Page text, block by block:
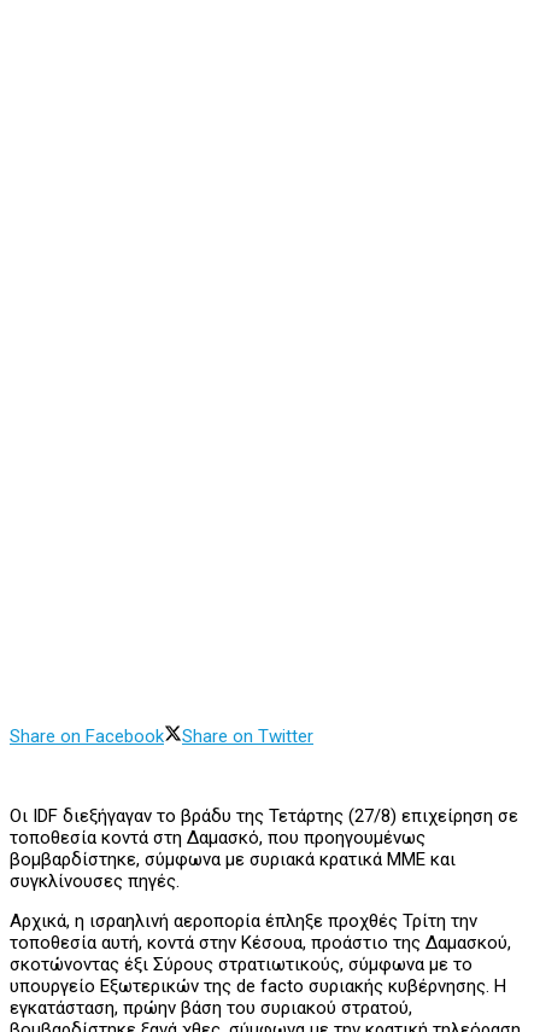
Share on Facebook Share on Twitter
Οι IDF διεξήγαγαν το βράδυ της Τετάρτης (27/8) επιχείρηση σε
τοποθεσία κοντά στη Δαμασκό, που προηγουμένως
βομβαρδίστηκε, σύμφωνα με συριακά κρατικά ΜΜΕ και
συγκλίνουσες πηγές.
Αρχικά, η ισραηλινή αεροπορία έπληξε προχθές Τρίτη την
τοποθεσία αυτή, κοντά στην Κέσουα, προάστιο της Δαμασκού,
σκοτώνοντας έξι Σύρους στρατιωτικούς, σύμφωνα με το
υπουργείο Εξωτερικών της de facto συριακής κυβέρνησης. Η
εγκατάσταση, πρώην βάση του συριακού στρατού,